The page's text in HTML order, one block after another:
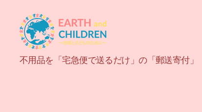
ア
ー
不用品を「宅急便で送るだけ」の「郵送寄付」